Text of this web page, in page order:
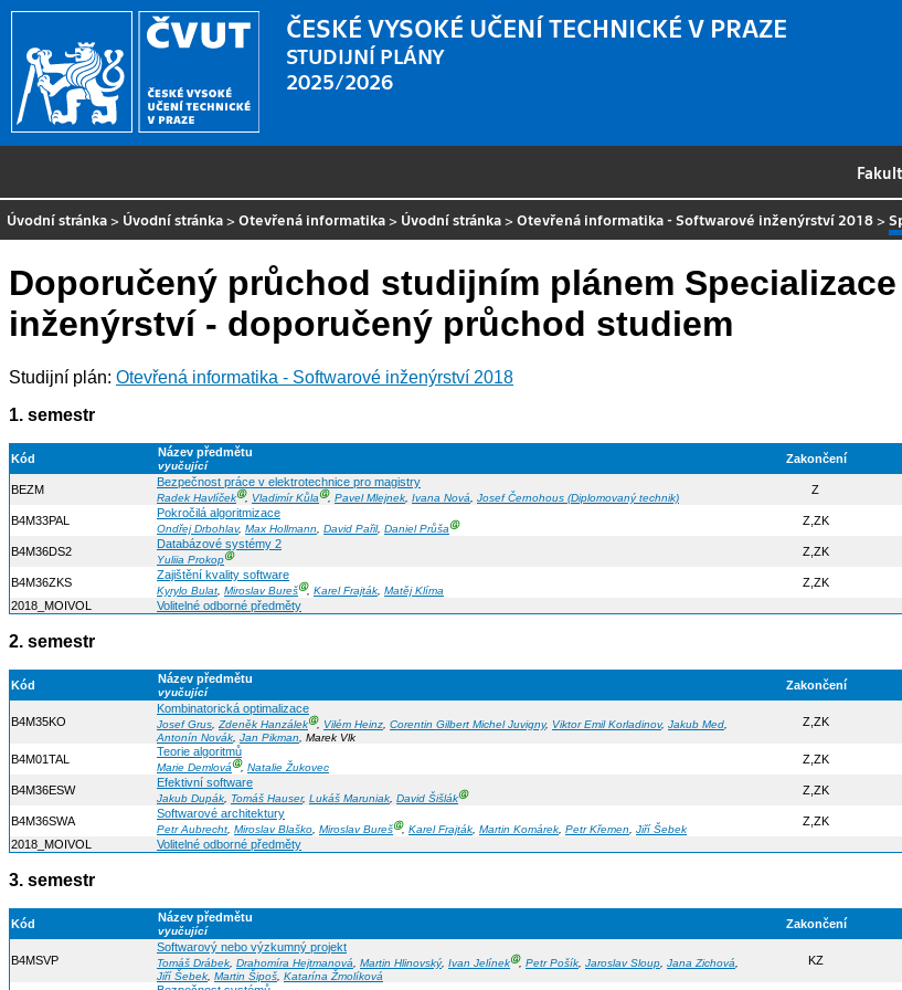
ČESKÉ VYSOKÉ UČENÍ TECHNICKÉ V PRAZE
STUDIJNÍ PLÁNY
2025/2026
Úvodní stránka > Úvodní stránka >Otevřená informatika > Úvodní stránka >Otevřená informatika - Softwarové inženýrství 2018 >
Doporučený průchod studijním plánem
inženýrství - doporučený průchod studiem
Studijní plán: Otevřená informatika - Softwarové inženýrství 2018
1. semestr
Kód Název předmětu
vyučující
Zakončení
BEZM
Bezpečnost práce v elektrotechnice pro magistry
Radek HavlíčekⒼ, Vladimír KůlaⒼ, Pavel Mlejnek, Ivana Nová, Josef Černohous (Diplomovaný technik)
Z
B4M33PAL
Pokročilá algoritmizace
Ondřej Drbohlav, Max Hollmann, David Pařil, Daniel PrůšaⒼ Z,ZK
B4M36DS2
Databázové systémy 2
Yuliia ProkopⒼ Z,ZK
B4M36ZKS
Zajištění kvality software
Kyrylo Bulat, Miroslav BurešⒼ, Karel Frajták, Matěj Klíma
Z,ZK
2018_MOIVOL
Volitelné odborné předměty
2. semestr
Kód Název předmětu
vyučující
Zakončení
B4M35KO
Kombinatorická optimalizace
Josef Grus,Zdeněk HanzálekⒼ, Vilém Heinz, Corentin Gilbert Michel Juvigny, Viktor Emil Korladinov, Jakub Med,
Antonín Novák Jan Pikman , Marek Vlk
Z,ZK
B4M01TAL
Teorie algoritmů
Marie DemlováⒼ, Natalie Žukovec
Z,ZK
B4M36ESW
Efektivní software
Jakub Dupák, Tomáš Hauser, Lukáš Maruniak, David ŠišlákⒼ Z,ZK
B4M36SWA
Softwarové architektury
Petr Aubrecht, Miroslav Blaško, Miroslav BurešⒼ, Karel Frajták, Martin Komárek, Petr Křemen, Jiří Šebek
Z,ZK
2018_MOIVOL
Volitelné odborné předměty
3. semestr
Kód Název předmětu
vyučující
Zakončení
B4MSVP
Softwarový nebo výzkumný projekt
Tomáš Drábek, Drahomíra Hejtmanová, Martin Hlinovský, Ivan JelínekⒼ, Petr Pošík, Jaroslav Sloup, Jana Zichová,
Jiří Šebek Martin Šipoš Katarína Žmolíková
KZ